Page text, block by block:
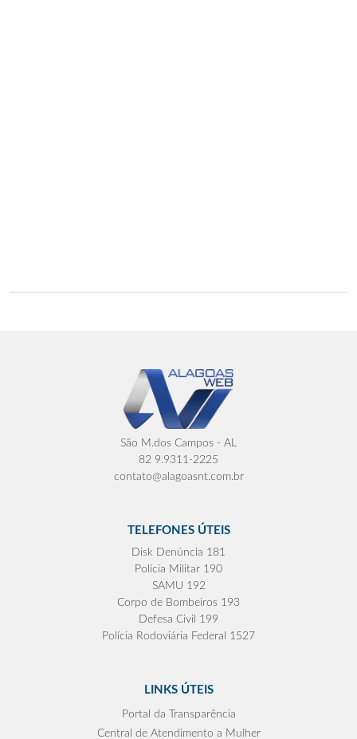
São M.dos Campos - AL
82 9.9311-2225
contato@alagoasnt.com.br
TELEFONES ÚTEIS
Disk Denúncia 181
Polícia Militar 190
SAMU 192
Corpo de Bombeiros 193
Defesa Civil 199
Polícia Rodoviária Federal 1527
LINKS ÚTEIS
Portal da Transparência
Central de Atendimento a Mulher